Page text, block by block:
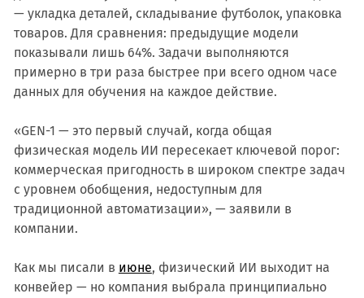
— укладка деталей, складывание футболок, упаковка
товаров. Для сравнения: предыдущие модели
показывали лишь 64%. Задачи выполняются
примерно в три раза быстрее при всего одном часе
данных для обучения на каждое действие.
«GEN-1 — это первый случай, когда общая
физическая модель ИИ пересекает ключевой порог:
коммерческая пригодность в широком спектре задач
с уровнем обобщения, недоступным для
традиционной автоматизации», — заявили в
компании.
Как мы писали в июне, физический ИИ выходит на
конвейер — но компания выбрала принципиально